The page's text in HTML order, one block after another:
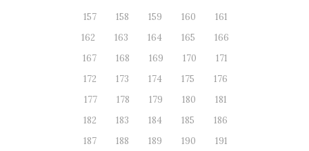
157
158 159 160
161
162
163 164 165
166
167
168 169 170
171
172
173 174 175
176
177
178 179 180
181
182
183 184 185
186
187
188 189 190
191